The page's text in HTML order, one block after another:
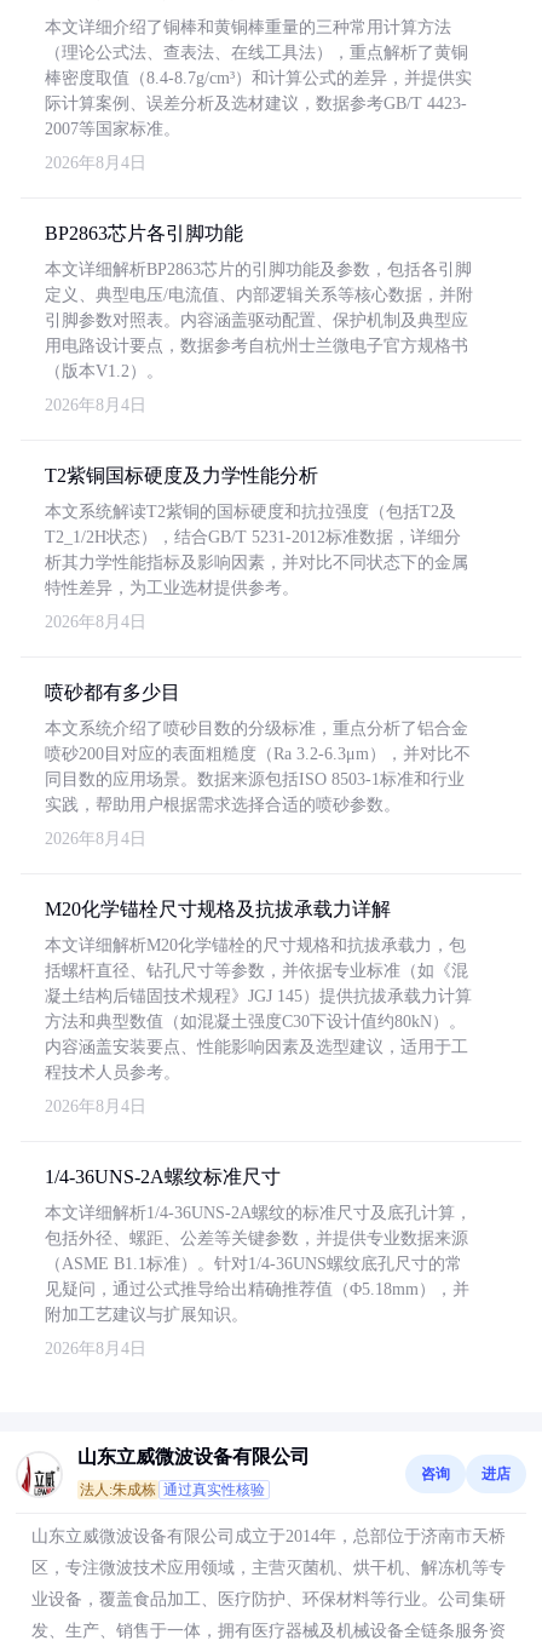
本文详细介绍了铜棒和黄铜棒重量的三种常用计算方法
（理论公式法、查表法、在线工具法），重点解析了黄铜
棒密度取值（8.4-8.7g/cm³）和计算公式的差异，并提供实
际计算案例、误差分析及选材建议，数据参考GB/T 4423-
2007等国家标准。
2026年8月4日
BP2863芯片各引脚功能
本文详细解析BP2863芯片的引脚功能及参数，包括各引脚
定义、典型电压/电流值、内部逻辑关系等核心数据，并附
引脚参数对照表。内容涵盖驱动配置、保护机制及典型应
用电路设计要点，数据参考自杭州士兰微电子官方规格书
（版本V1.2）。
2026年8月4日
T2紫铜国标硬度及力学性能分析
本文系统解读T2紫铜的国标硬度和抗拉强度（包括T2及
T2_1/2H状态），结合GB/T 5231-2012标准数据，详细分
析其力学性能指标及影响因素，并对比不同状态下的金属
特性差异，为工业选材提供参考。
2026年8月4日
喷砂都有多少目
本文系统介绍了喷砂目数的分级标准，重点分析了铝合金
喷砂200目对应的表面粗糙度（Ra 3.2-6.3μm），并对比不
同目数的应用场景。数据来源包括ISO 8503-1标准和行业
实践，帮助用户根据需求选择合适的喷砂参数。
2026年8月4日
M20化学锚栓尺寸规格及抗拔承载力详解
本文详细解析M20化学锚栓的尺寸规格和抗拔承载力，包
括螺杆直径、钻孔尺寸等参数，并依据专业标准（如《混
凝土结构后锚固技术规程》JGJ 145）提供抗拔承载力计算
方法和典型数值（如混凝土强度C30下设计值约80kN）。
内容涵盖安装要点、性能影响因素及选型建议，适用于工
程技术人员参考。
2026年8月4日
1/4-36UNS-2A螺纹标准尺寸
本文详细解析1/4-36UNS-2A螺纹的标准尺寸及底孔计算，
包括外径、螺距、公差等关键参数，并提供专业数据来源
（ASME B1.1标准）。针对1/4-36UNS螺纹底孔尺寸的常
见疑问，通过公式推导给出精确推荐值（Φ5.18mm），并
附加工艺建议与扩展知识。
2026年8月4日
山东立威微波设备有限公司
法人:朱成栋 通过真实性核验
咨询 进店
山东立威微波设备有限公司成立于2014年，总部位于济南市天桥
区，专注微波技术应用领域，主营灭菌机、烘干机、解冻机等专
业设备，覆盖食品加工、医疗防护、环保材料等行业。公司集研
发、生产、销售于一体，拥有医疗器械及机械设备全链条服务资